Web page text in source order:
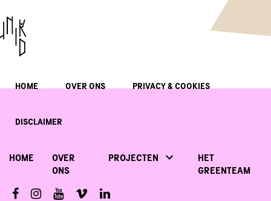
HOME OVER ONS PRIVACY & COOKIES
DISCLAIMER
HOME
OVER
ONS
PROJECTEN
HET
GREENTEAM